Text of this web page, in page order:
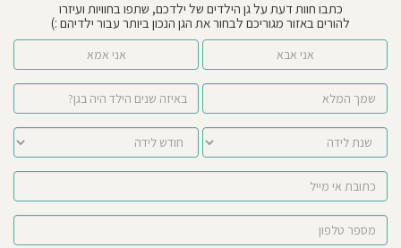
כתבו חוות דעת על גן הילדים של ילדכם, שתפו בחוויות ועיזרו
להורים באזור מגוריכם לבחור את הגן הנכון ביותר עבור ילדיהם :)
אני אמא אני אבא